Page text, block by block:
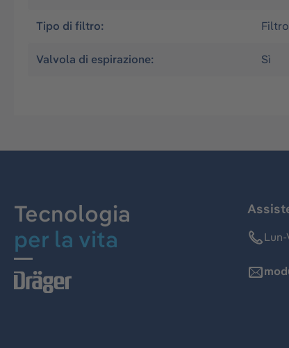
Tipo di filtro:
Valvola di espirazione: Sì
Tecnologia
per la vita